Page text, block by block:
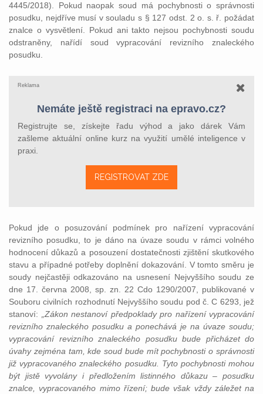
4445/2018). Pokud naopak soud má pochybnosti o správnosti
posudku, nejdříve musí v souladu s § 127 odst. 2 o. s. ř. požádat
znalce o vysvětlení. Pokud ani takto nejsou pochybnosti soudu
odstraněny, nařídí soud vypracování revizního znaleckého
posudku.
Reklama
Nemáte ještě registraci na epravo.cz?
Registrujte se, získejte řadu výhod a jako dárek Vám
zašleme aktuální online kurz na využití umělé inteligence v
praxi.
REGISTROVAT ZDE
Pokud jde o posuzování podmínek pro nařízení vypracování
revizního posudku, to je dáno na úvaze soudu v rámci volného
hodnocení důkazů a posouzení dostatečnosti zjištění skutkového
stavu a případné potřeby doplnění dokazování. V tomto směru je
soudy nejčastěji odkazováno na usnesení Nejvyššího soudu ze
dne 17. června 2008, sp. zn. 22 Cdo 1290/2007, publikované v
Souboru civilních rozhodnutí Nejvyššího soudu pod č. C 6293, jež
stanoví:
„Zákon nestanoví předpoklady pro nařízení vypracování
revizního znaleckého posudku a ponechává je na úvaze soudu;
vypracování revizního znaleckého posudku bude přicházet do
úvahy zejména tam, kde soud bude mít pochybnosti o správnosti
již vypracovaného znaleckého posudku. Tyto pochybnosti mohou
být jistě vyvolány i předložením listinného důkazu – posudku
znalce, vypracovaného mimo řízení; bude však vždy záležet na